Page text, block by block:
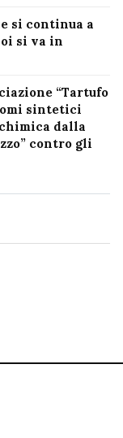
si continua a
si va in
“Tartufo
sintetici
dalla
contro gli